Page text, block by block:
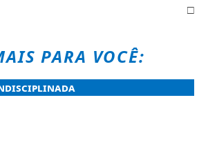
□
PARA VOCÊ: